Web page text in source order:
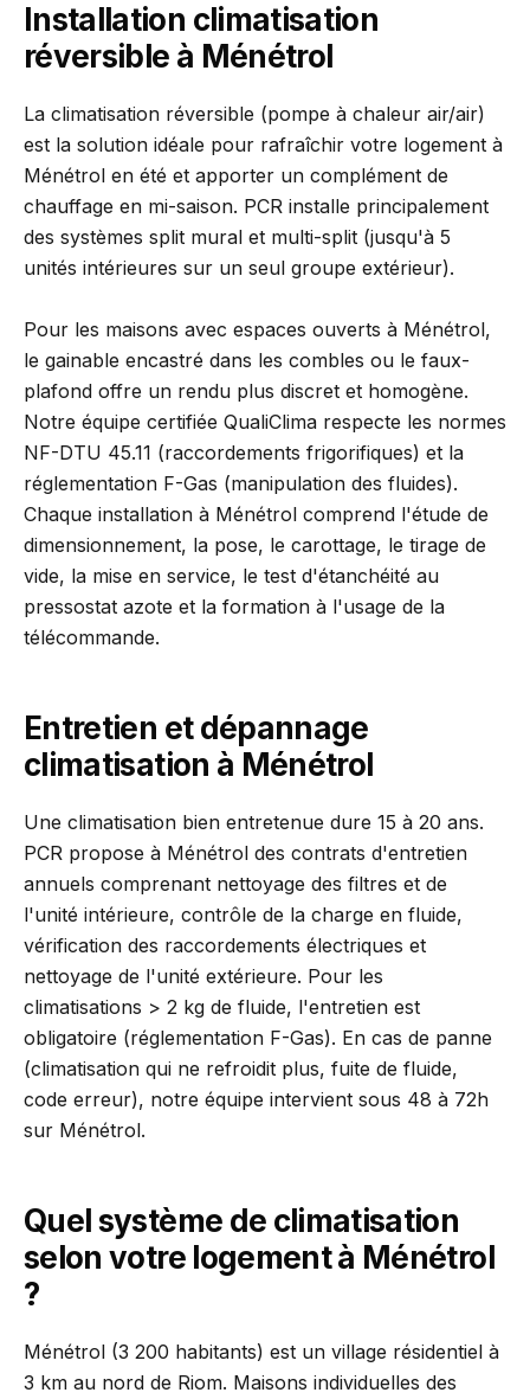
Installation climatisation
réversible à Ménétrol
La climatisation réversible (pompe à chaleur air/air)
est la solution idéale pour rafraîchir votre logement à
Ménétrol en été et apporter un complément de
chauffage en mi-saison. PCR installe principalement
des systèmes split mural et multi-split (jusqu'à 5
unités intérieures sur un seul groupe extérieur).
Pour les maisons avec espaces ouverts à Ménétrol,
le gainable encastré dans les combles ou le faux-
plafond offre un rendu plus discret et homogène.
Notre équipe certifiée QualiClima respecte les normes
NF-DTU 45.11 (raccordements frigorifiques) et la
réglementation F-Gas (manipulation des fluides).
Chaque installation à Ménétrol comprend l'étude de
dimensionnement, la pose, le carottage, le tirage de
vide, la mise en service, le test d'étanchéité au
pressostat azote et la formation à l'usage de la
télécommande.
Entretien et dépannage
climatisation à Ménétrol
Une climatisation bien entretenue dure 15 à 20 ans.
PCR propose à Ménétrol des contrats d'entretien
annuels comprenant nettoyage des filtres et de
l'unité intérieure, contrôle de la charge en fluide,
vérification des raccordements électriques et
nettoyage de l'unité extérieure. Pour les
climatisations > 2 kg de fluide, l'entretien est
obligatoire (réglementation F-Gas). En cas de panne
(climatisation qui ne refroidit plus, fuite de fluide,
code erreur), notre équipe intervient sous 48 à 72h
sur Ménétrol.
Quel système de climatisation
selon votre logement à Ménétrol
?
Ménétrol (3 200 habitants) est un village résidentiel à
3 km au nord de Riom. Maisons individuelles des